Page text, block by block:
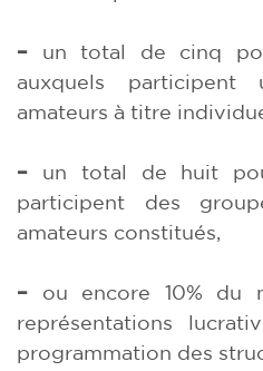
– un total de cinq
auxquels participent
amateurs à titre
– un total de huit
participent des
amateurs constitués,
– ou encore 10% du
représentations
programmation des